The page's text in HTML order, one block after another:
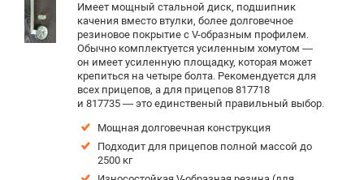
Имеет мощный стальной диск, подшипник
качения вместо втулки, более долговечное
резиновое покрытие c V-образным профилем.
Обычно комплектуется усиленным хомутом —
он имеет усиленную площадку, которая может
крепиться на четыре болта. Рекомендуется для
всех прицепов, а для прицепов 817718
и 817735 — это единственый правильный выбор.
Мощная долговечная конструкция
Подходит для прицепов полной массой до
2500 кг